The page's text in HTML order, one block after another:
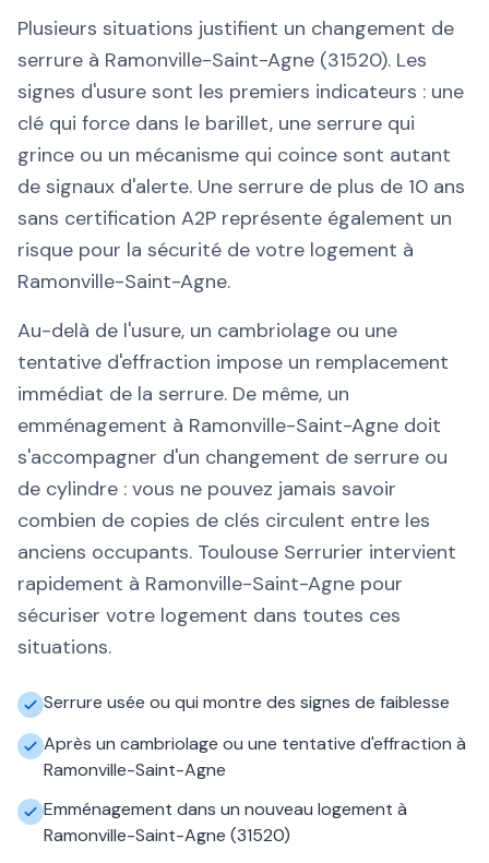
Plusieurs situations justifient un changement de
serrure à Ramonville-Saint-Agne (31520). Les
signes d'usure sont les premiers indicateurs : une
clé qui force dans le barillet, une serrure qui
grince ou un mécanisme qui coince sont autant
de signaux d'alerte. Une serrure de plus de 10 ans
sans certification A2P représente également un
risque pour la sécurité de votre logement à
Ramonville-Saint-Agne.
Au-delà de l'usure, un cambriolage ou une
tentative d'effraction impose un remplacement
immédiat de la serrure. De même, un
emménagement à Ramonville-Saint-Agne doit
s'accompagner d'un changement de serrure ou
de cylindre : vous ne pouvez jamais savoir
combien de copies de clés circulent entre les
anciens occupants. Toulouse Serrurier intervient
rapidement à Ramonville-Saint-Agne pour
sécuriser votre logement dans toutes ces
situations.
Serrure usée ou qui montre des signes de faiblesse
Après un cambriolage ou une tentative d'effraction à
Ramonville-Saint-Agne
Emménagement dans un nouveau logement à
Ramonville-Saint-Agne (31520)